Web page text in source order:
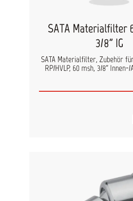
SATA Materialfilter
3/8" IG
SATA Materialfilter, Zubehör für
RP/HVLP, 60 msh, 3/8"